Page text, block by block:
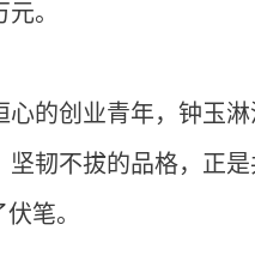
。
的创业青年，钟玉
韧不拔的品格，正
笔。